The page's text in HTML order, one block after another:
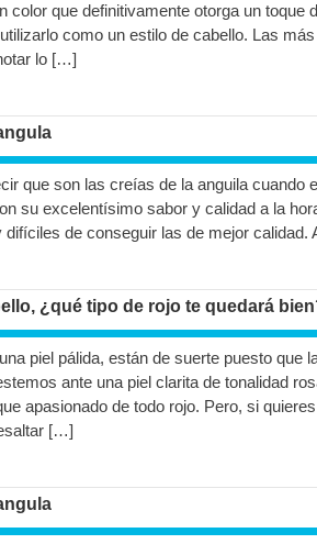
color que definitivamente otorga un toque
como un estilo de cabello. Las
lo […]
que son las creías de la anguila cuando
su excelentísimo sabor y calidad a la
difíciles de conseguir las de mejor
¿qué tipo de rojo te quedará
piel pálida, están de suerte puesto que
ante una piel clarita de tonalidad
apasionado de todo rojo. Pero, si
[…]